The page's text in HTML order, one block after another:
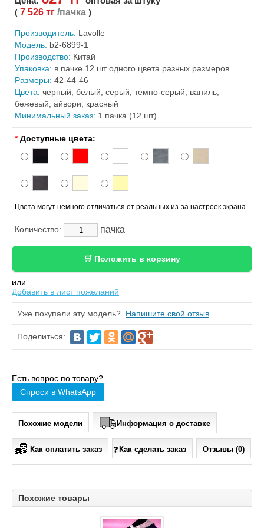
( 7 526 тг /пачка )
Производитель: Lavolle
Модель: b2-6899-1
Производство: Китай
Упаковка: в пачке 12 шт одного цвета разных размеров
Размеры: 42-44-46
Цвета: черный, белый, серый, темно-серый, ваниль,
бежевый, айвори, красный
Минимальный заказ: 1 пачка (12 шт)
* Доступные цвета:
Цвета могут немного отличаться от реальных из-за настроек экрана.
Количество: пачка
или
Добавить в лист пожеланий
Уже покупали эту модель? Напишите свой отзыв
Поделиться:
Есть вопрос по товару?
Спроси в WhatsApp
Похожие модели Информация о доставке
Как оплатить заказ Как сделать заказ Отзывы (0)
Похожие товары